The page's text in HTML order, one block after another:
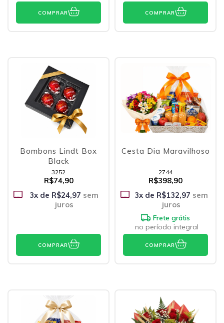
COMPRAR COMPRAR
Bombons Lindt Box
Black
3252
R$74,90
3x de R$24,97 sem
juros
COMPRAR
Cesta Dia Maravilhoso
2744
R$398,90
3x de R$132,97 sem
juros
Frete grátis
no período integral
COMPRAR